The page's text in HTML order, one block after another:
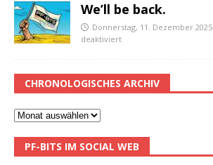
We’ll be back.
Donnerstag, 11. Dezember 2025
deaktiviert
CHRONOLOGISCHES ARCHIV
PF-BITS IM SOCIAL WEB